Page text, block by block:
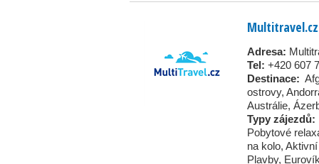
Multitravel.cz
Adresa:
Tel: +420 607
Destinace:
ostrovy,
Austrálie,
Typy zájezdů:
Pobytové
na kolo,
Plavby,